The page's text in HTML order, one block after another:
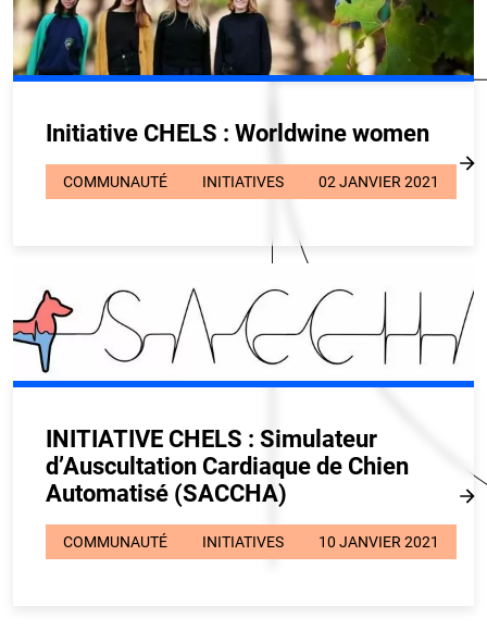
Initiative CHELS : Worldwine women
COMMUNAUTÉ INITIATIVES 02 JANVIER 2021
INITIATIVE CHELS : Simulateur
d’Auscultation Cardiaque de Chien
Automatisé (SACCHA)
COMMUNAUTÉ INITIATIVES 10 JANVIER 2021